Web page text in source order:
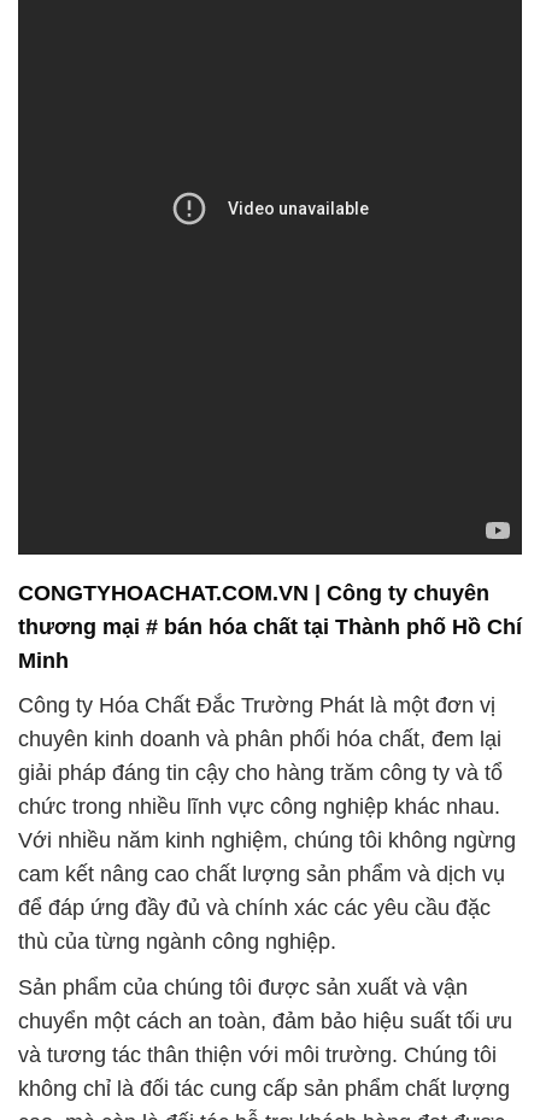
CONGTYHOACHAT.COM.VN | Công ty chuyên
thương mại # bán hóa chất tại Thành phố Hồ Chí
Minh
Công ty Hóa Chất Đắc Trường Phát là một đơn vị
chuyên kinh doanh và phân phối hóa chất, đem lại
giải pháp đáng tin cậy cho hàng trăm công ty và tổ
chức trong nhiều lĩnh vực công nghiệp khác nhau.
Với nhiều năm kinh nghiệm, chúng tôi không ngừng
cam kết nâng cao chất lượng sản phẩm và dịch vụ
để đáp ứng đầy đủ và chính xác các yêu cầu đặc
thù của từng ngành công nghiệp.
Sản phẩm của chúng tôi được sản xuất và vận
chuyển một cách an toàn, đảm bảo hiệu suất tối ưu
và tương tác thân thiện với môi trường. Chúng tôi
không chỉ là đối tác cung cấp sản phẩm chất lượng